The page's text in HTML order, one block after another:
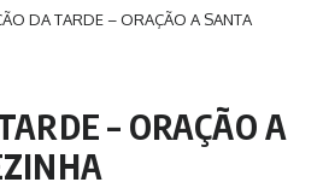
DA TARDE – ORAÇÃO A SANTA
– ORAÇÃO A